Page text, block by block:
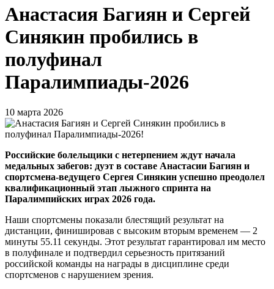
Анастасия Багиян и Сергей
Синякин пробились в
полуфинал
Паралимпиады-2026
10 марта 2026
Российские болельщики с нетерпением ждут начала
медальных забегов: дуэт в составе Анастасии Багиян и
спортсмена-ведущего Сергея Синякин успешно преодолел
квалификационный этап лыжного спринта на
Паралимпийских играх 2026 года.
Наши спортсмены показали блестящий результат на
дистанции, финишировав с высоким вторым временем — 2
минуты 55.11 секунды. Этот результат гарантировал им место
в полуфинале и подтвердил серьезность притязаний
российской команды на награды в дисциплине среди
спортсменов с нарушением зрения.